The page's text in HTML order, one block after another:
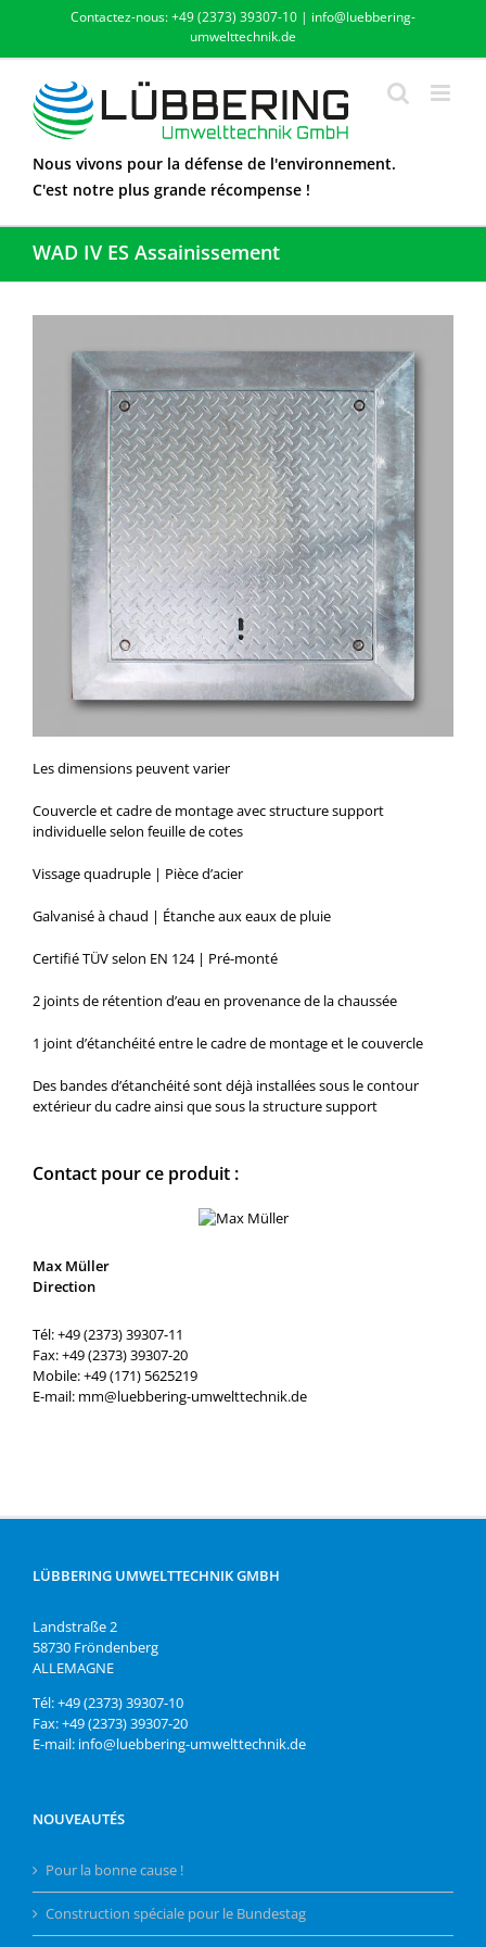
Contactez-nous: +49 (2373) 39307-10 | info@luebbering-
umwelttechnik.de
Nous vivons pour la défense de l'environnement.
C'est notre plus grande récompense !
WAD IV ES Assainissement
Les dimensions peuvent varier
Couvercle et cadre de montage avec structure support
individuelle selon feuille de cotes
Vissage quadruple | Pièce d’acier
Galvanisé à chaud | Étanche aux eaux de pluie
Certifié TÜV selon EN 124 | Pré-monté
2 joints de rétention d’eau en provenance de la chaussée
1 joint d’étanchéité entre le cadre de montage et le couvercle
Des bandes d’étanchéité sont déjà installées sous le contour
extérieur du cadre ainsi que sous la structure support
Contact pour ce produit :
Max Müller
Direction
Tél: +49 (2373) 39307-11
Fax: +49 (2373) 39307-20
Mobile: +49 (171) 5625219
E-mail: mm@luebbering-umwelttechnik.de
LÜBBERING UMWELTTECHNIK GMBH
Landstraße 2
58730 Fröndenberg
ALLEMAGNE
Tél: +49 (2373) 39307-10
Fax: +49 (2373) 39307-20
E-mail: info@luebbering-umwelttechnik.de
NOUVEAUTÉS
Pour la bonne cause !
Construction spéciale pour le Bundestag